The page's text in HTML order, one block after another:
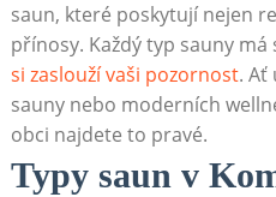
saun, které poskytují nejen
přínosy. Každý typ sauny má
si zaslouží vaši pozornost. Ať
sauny nebo moderních
obci najdete to pravé.
Typy saun v